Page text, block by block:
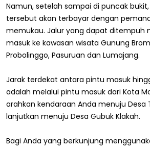
Namun, setelah sampai di puncak
tersebut akan terbayar dengan
memukau. Jalur yang dapat ditempuh
masuk ke kawasan wisata Gunung
Probolinggo, Pasuruan dan Lumajang.
Jarak terdekat antara pintu masuk
adalah melalui pintu masuk dari Kota
arahkan kendaraan Anda menuju Desa
lanjutkan menuju Desa Gubuk Klakah.
Bagi Anda yang berkunjung